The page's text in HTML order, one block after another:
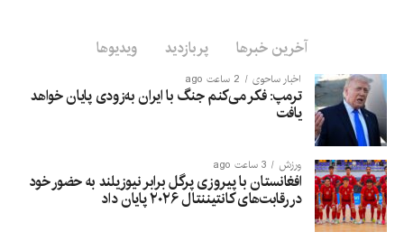
آخرین خبرها پربازدید ویدیوها
اخبار ساحوی 2 ساعت ago
ترمپ: فکر می‌کنم جنگ با ایران به‌زودی پایان خواهد
یافت
ورزش 3 ساعت ago
افغانستان با پیروزی پرگل برابر نیوزیلند به حضور خود
در رقابت‌های کانتیننتال ۲۰۲۶ پایان داد